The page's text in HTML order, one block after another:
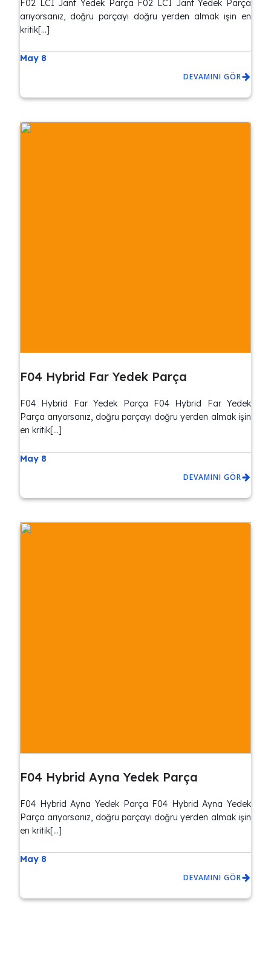
F02 LCI Jant Yedek Parça F02 LCI Jant Yedek Parça
arıyorsanız, doğru parçayı doğru yerden almak işin en
kritik[…]
May 8
DEVAMINI GÖR
F04 Hybrid Far Yedek Parça
F04 Hybrid Far Yedek Parça F04 Hybrid Far Yedek
Parça arıyorsanız, doğru parçayı doğru yerden almak işin
en kritik[…]
May 8
DEVAMINI GÖR
F04 Hybrid Ayna Yedek Parça
F04 Hybrid Ayna Yedek Parça F04 Hybrid Ayna Yedek
Parça arıyorsanız, doğru parçayı doğru yerden almak işin
en kritik[…]
May 8
DEVAMINI GÖR